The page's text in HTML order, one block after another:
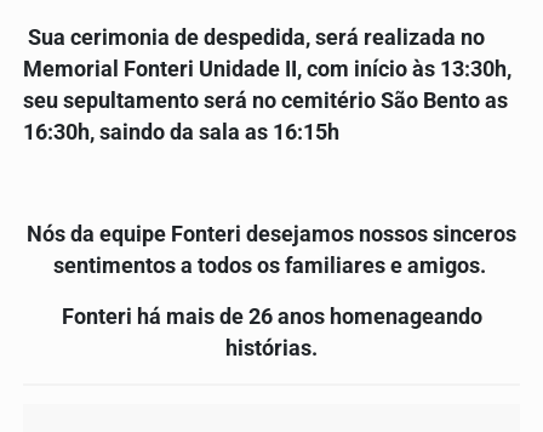
Sua cerimonia de despedida, será realizada no
Memorial Fonteri Unidade II, com início às 13:30h,
seu sepultamento será no cemitério São Bento as
16:30h, saindo da sala as 16:15h
Nós da equipe Fonteri desejamos nossos sinceros
sentimentos a todos os familiares e amigos.
Fonteri há mais de 26 anos homenageando
histórias.